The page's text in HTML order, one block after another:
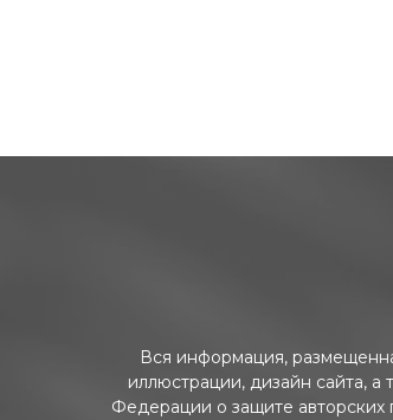
Вся информация,
иллюстрации, дизайн сайта, а
Федерации о защите